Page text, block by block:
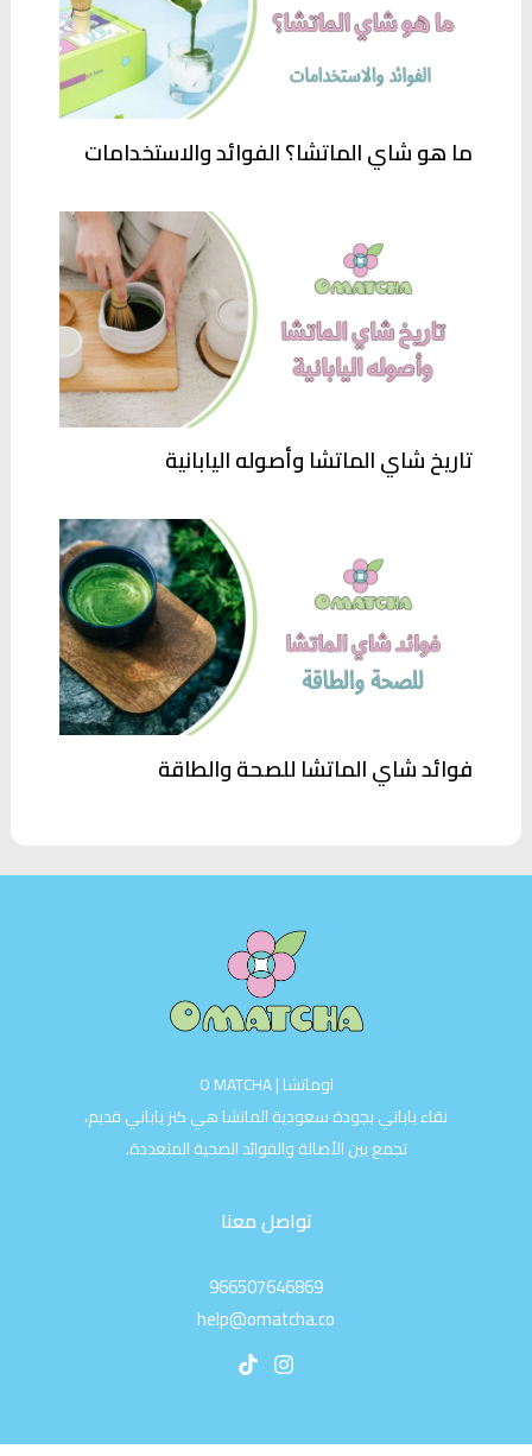
ما هو شاي الماتشا؟ الفوائد والاستخدامات
تاريخ شاي الماتشا وأصوله اليابانية
فوائد شاي الماتشا للصحة والطاقة
اوماتشا | O MATCHA
نقاء ياباني بجودة سعودية الماتشا هي كنز ياباني قديم،
تجمع بين الأصالة والفوائد الصحية المتعددة.
تواصل معنا
966507646869
help@omatcha.co